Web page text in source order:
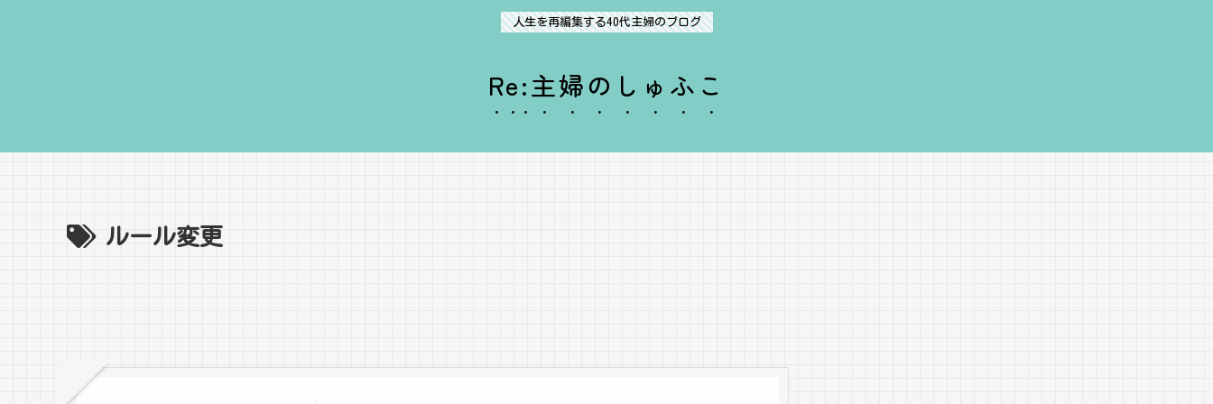
人生を再編集する40代主婦のブログ
Re:主婦のしゅふこ
ルール変更